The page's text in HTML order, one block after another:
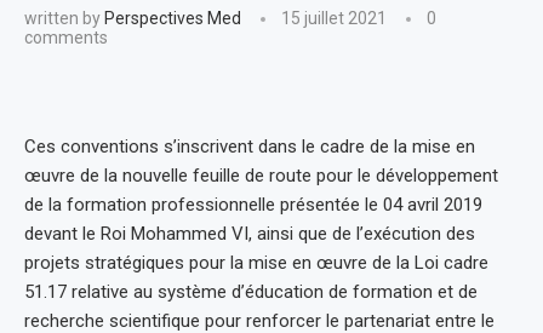
written by Perspectives Med 15 juillet 2021
0
comments
Ces conventions s’inscrivent dans le cadre de la mise en
œuvre de la nouvelle feuille de route pour le développement
de la formation professionnelle présentée le 04 avril 2019
devant le Roi Mohammed VI, ainsi que de l’exécution des
projets stratégiques pour la mise en œuvre de la Loi cadre
51.17 relative au système d’éducation de formation et de
recherche scientifique pour renforcer le partenariat entre le